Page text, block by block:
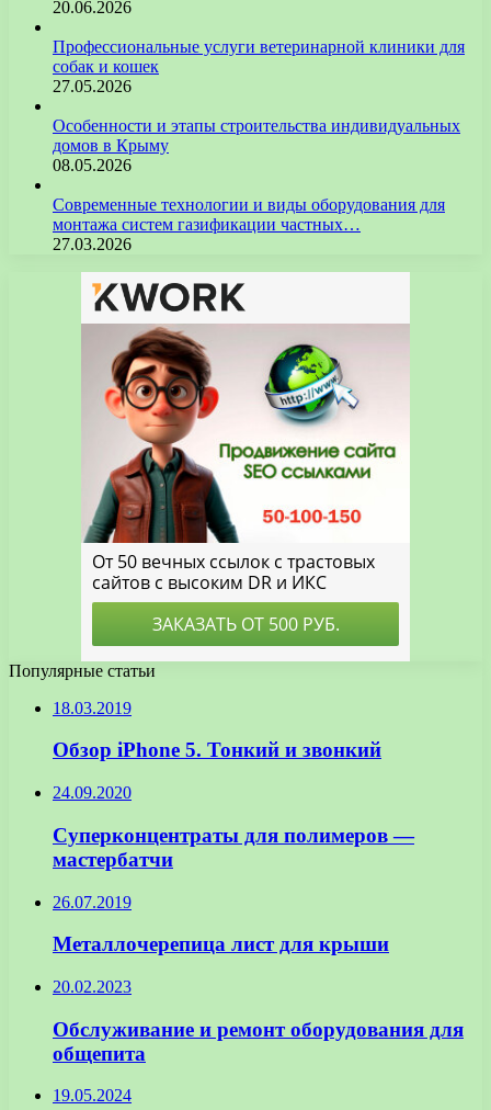
20.06.2026
Профессиональные услуги ветеринарной клиники для
собак и кошек
27.05.2026
Особенности и этапы строительства индивидуальных
домов в Крыму
08.05.2026
Современные технологии и виды оборудования для
монтажа систем газификации частных…
27.03.2026
Популярные статьи
18.03.2019
Обзор iPhone 5. Тонкий и звонкий
24.09.2020
Суперконцентраты для полимеров —
мастербатчи
26.07.2019
Металлочерепица лист для крыши
20.02.2023
Обслуживание и ремонт оборудования для
общепита
19.05.2024